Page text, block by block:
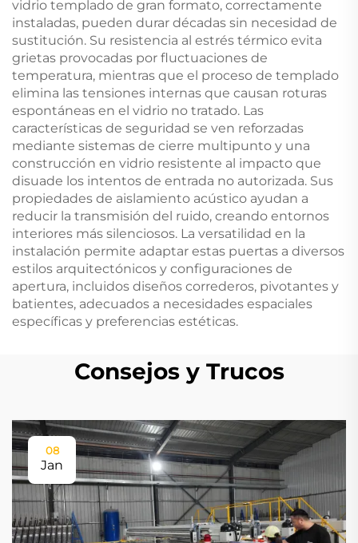
vidrio templado de gran formato, correctamente
instaladas, pueden durar décadas sin necesidad de
sustitución. Su resistencia al estrés térmico evita
grietas provocadas por fluctuaciones de
temperatura, mientras que el proceso de templado
elimina las tensiones internas que causan roturas
espontáneas en el vidrio no tratado. Las
características de seguridad se ven reforzadas
mediante sistemas de cierre multipunto y una
construcción en vidrio resistente al impacto que
disuade los intentos de entrada no autorizada. Sus
propiedades de aislamiento acústico ayudan a
reducir la transmisión del ruido, creando entornos
interiores más silenciosos. La versatilidad en la
instalación permite adaptar estas puertas a diversos
estilos arquitectónicos y configuraciones de
apertura, incluidos diseños correderos, pivotantes y
batientes, adecuados a necesidades espaciales
específicas y preferencias estéticas.
Consejos y Trucos
08
Jan